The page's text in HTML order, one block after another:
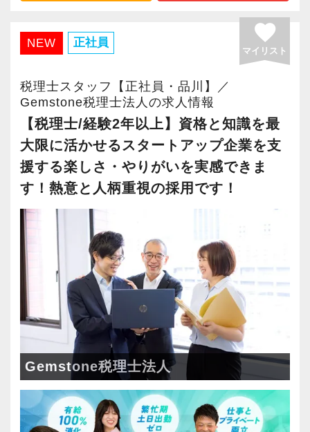
ン能力、主体性、協働性を持ちながら仕事をす
ることが必須です。
当社では、経験者の方には裁量権を大きく与え
ていますので、専門性と経験を最大限に発揮し
て、遠慮なく仕事に取り組んでください！
【求職者へのメッセージ】
人を大事に育てるカルチャーが根付いている会
社です。
一人一人のスタッフが、⻑期的な視野で成⻑・
活躍してくれることを期待しています。短期的
なスパンでの採用は考えていません。
安心して、⻑く一緒に貢献の場を広げていける
ような会社を目指しています。
じっくり腰を据えてキャリアを積み上げていき
たいという方からの応募をお待ちしています。
【求める人物像】
・起業家の事業成功を支援するという理念に共
感いただける方
・人が好きで素直に感動できる方
当社ではチーム制を取っており、コミュニケー
スタッフ同士で情報共有・進捗管理しながら案
グループチャットでチームメンバーの動きや情
報を常に共有しているので、スタッフに不測の
事態が生じても慌てずに対応できます。
チーム制なので休みも取りやすく有給消化率は
100%です。
ール・夕メールという業務日報を実施。
予定と実績にズレが生じていないかチェックす
ることで、見通しを立てて仕事をするスキルを
身につけます。
さらに、繁忙期に仕事が偏らないよう、社内で
調整をかけて、年間を通して業務を平準化して
この3年間、繁忙期でも土日出勤はゼロ、45時間
け。残業代支給済）しかいません。
要なサポートができるのが大きな強み。
「スタートアップ支援No1はGemstone税理士法
人」と言ってくださるお客様も多いです。
やる気とスキルに応じて、小さな黒字の会社→
資本金1億円超規模の会社、上場会社の子会社、
上場会社、上場準備会社など段階的に難易度が
上がる仕事をお任せします。
あります！】
7年間継続して新卒採用を行っています。
新卒・第二新卒、未経験の育成にノウハウを持
っていますので安心して飛び込んできてくださ
い。
20代の若いスタッフが多いので、同年代の気の
合う先輩や仲間に巡り合えます。
【2015年に税理士法人化、熱意とポテンシャル
重視の採用です！】
2015年12月に税理士法人化しました。
NEW 正社員 favorite
マイリスト
税理士スタッフ【正社員・品川】／
Gemstone税理士法人の求人情報
【税理士/経験2年以上】資格と知識を最
大限に活かせるスタートアップ企業を支
援する楽しさ・やりがいを実感できま
す！熱意と人柄重視の採用です！
Gemstone税理士法人